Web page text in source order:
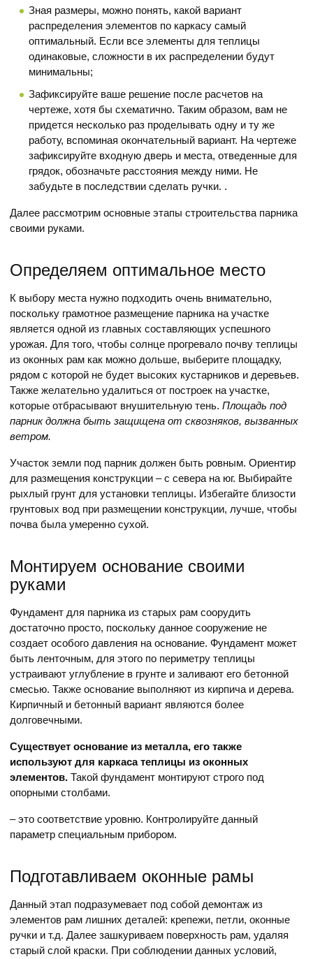
Зная размеры, можно понять, какой вариант
распределения элементов по каркасу самый
оптимальный. Если все элементы для теплицы
одинаковые, сложности в их распределении будут
минимальны;
Зафиксируйте ваше решение после расчетов на
чертеже, хотя бы схематично. Таким образом, вам не
придется несколько раз проделывать одну и ту же
работу, вспоминая окончательный вариант. На чертеже
зафиксируйте входную дверь и места, отведенные для
грядок, обозначьте расстояния между ними. Не
забудьте в последствии сделать ручки. .
Далее рассмотрим основные этапы строительства парника
своими руками.
Определяем оптимальное место
К выбору места нужно подходить очень внимательно,
поскольку грамотное размещение парника на участке
является одной из главных составляющих успешного
урожая. Для того, чтобы солнце прогревало почву теплицы
из оконных рам как можно дольше, выберите площадку,
рядом с которой не будет высоких кустарников и деревьев.
Также желательно удалиться от построек на участке,
которые отбрасывают внушительную тень.Площадь под
парник должна быть защищена от сквозняков, вызванных
ветром.
Участок земли под парник должен быть ровным. Ориентир
для размещения конструкции – с севера на юг. Выбирайте
рыхлый грунт для установки теплицы. Избегайте близости
грунтовых вод при размещении конструкции, лучше, чтобы
почва была умеренно сухой.
Монтируем основание своими
руками
Фундамент для парника из старых рам соорудить
достаточно просто, поскольку данное сооружение не
создает особого давления на основание. Фундамент может
быть ленточным, для этого по периметру теплицы
устраивают углубление в грунте и заливают его бетонной
смесью. Также основание выполняют из кирпича и дерева.
Кирпичный и бетонный вариант являются более
долговечными.
Существует основание из металла, его также
используют для каркаса теплицы из оконных
элементов. Такой фундамент монтируют строго под
опорными столбами.
– это соответствие уровню. Контролируйте данный
параметр специальным прибором.
Подготавливаем оконные рамы
Данный этап подразумевает под собой демонтаж из
элементов рам лишних деталей: крепежи, петли, оконные
ручки и т.д. Далее зашкуриваем поверхность рам, удаляя
старый слой краски. При соблюдении данных условий,